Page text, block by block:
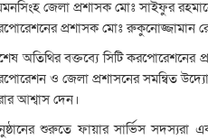
জেলা প্রশাসক মোঃ সাইফুর
প্রশাসক মোঃ রুকুনোজ্জামান
অতিথির বক্তব্যে সিটি করপোরেশনের
ও জেলা প্রশাসনের সমন্বিত
আশ্বাস দেন।
শুরুতে ফায়ার সার্ভিস সদস্যরা